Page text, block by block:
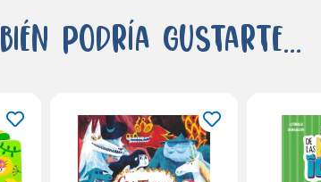
podría gustarte...